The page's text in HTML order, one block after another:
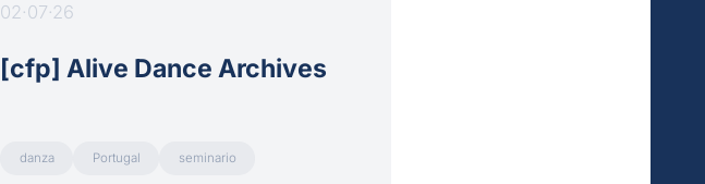
02·07·26
[cfp] Alive Dance Archives
danza Portugal seminario